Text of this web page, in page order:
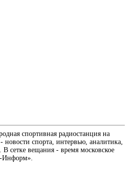
спортивная радиостанция на
новости спорта, интервью, аналитика,
сетке вещания - время московское
Информ».